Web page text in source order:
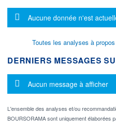
Message d'information
Aucune donnée n'est
Toutes les analyses à
DERNIERS MESSAGES
Message d'information
Aucun message à afficher
L'ensemble des analyses et/ou
BOURSORAMA sont uniquement élaborées